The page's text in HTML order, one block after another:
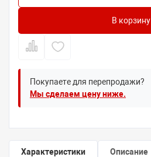
В корзину
Покупаете для перепродажи?
Мы сделаем цену ниже.
Характеристики Описание